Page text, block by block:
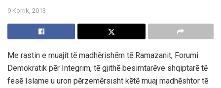
9 Korrik, 2013
Me rastin e muajit tẽ madhẽrishẽm tẽ Ramazanit, Forumi
Demokratik pẽr Integrim, tẽ gjithẽ besimtarẽve shqiptarẽ tẽ
fesẽ Islame u uron pẽrzemẽrsisht kẽtẽ muaj madhẽshtor tẽ